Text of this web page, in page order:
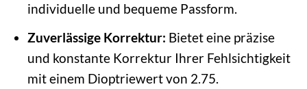
individuelle und bequeme Passform.
Zuverlässige Korrektur: Bietet eine präzise
und konstante Korrektur Ihrer Fehlsichtigkeit
mit einem Dioptriewert von 2.75.